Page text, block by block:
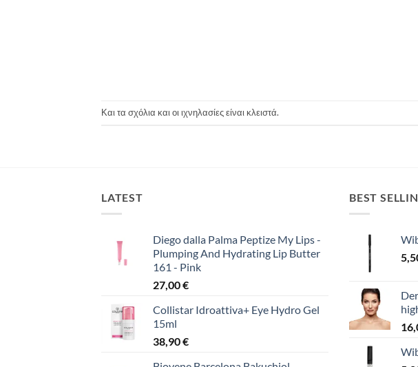
Και τα σχόλια και οι ιχνηλασίες είναι κλειστά.
LATEST
Diego dalla Palma Peptize My Lips -
Plumping And Hydrating Lip Butter
161 - Pink
27,00€
Collistar Idroattiva+ Eye Hydro Gel
15ml
38,90€
BEST